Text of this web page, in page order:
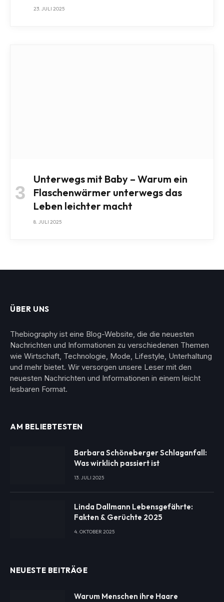
23. JULI 2025
Unterwegs mit Baby – Warum ein
Flaschenwärmer unterwegs das
Leben leichter macht
8. JULI 2025
ÜBER UNS
Thebiography ist eine Blog-Website, die die neuesten
Nachrichten und Informationen zu verschiedenen Themen
wie Wirtschaft, Technologie, Mode, Lifestyle, Unterhaltung
und mehr bietet. Wir versorgen unsere Leser mit den
neuesten Nachrichten und Informationen in einem leicht
lesbaren Format.
AM BELIEBTESTEN
Barbara Schöneberger Schlaganfall:
Was wirklich passiert ist
13. JULI 2025
Linda Dallmann Lebensgefährte:
Fakten & Gerüchte 2025
4. OKTOBER 2025
NEUESTE BEITRÄGE
Warum Menschen ihre Haare